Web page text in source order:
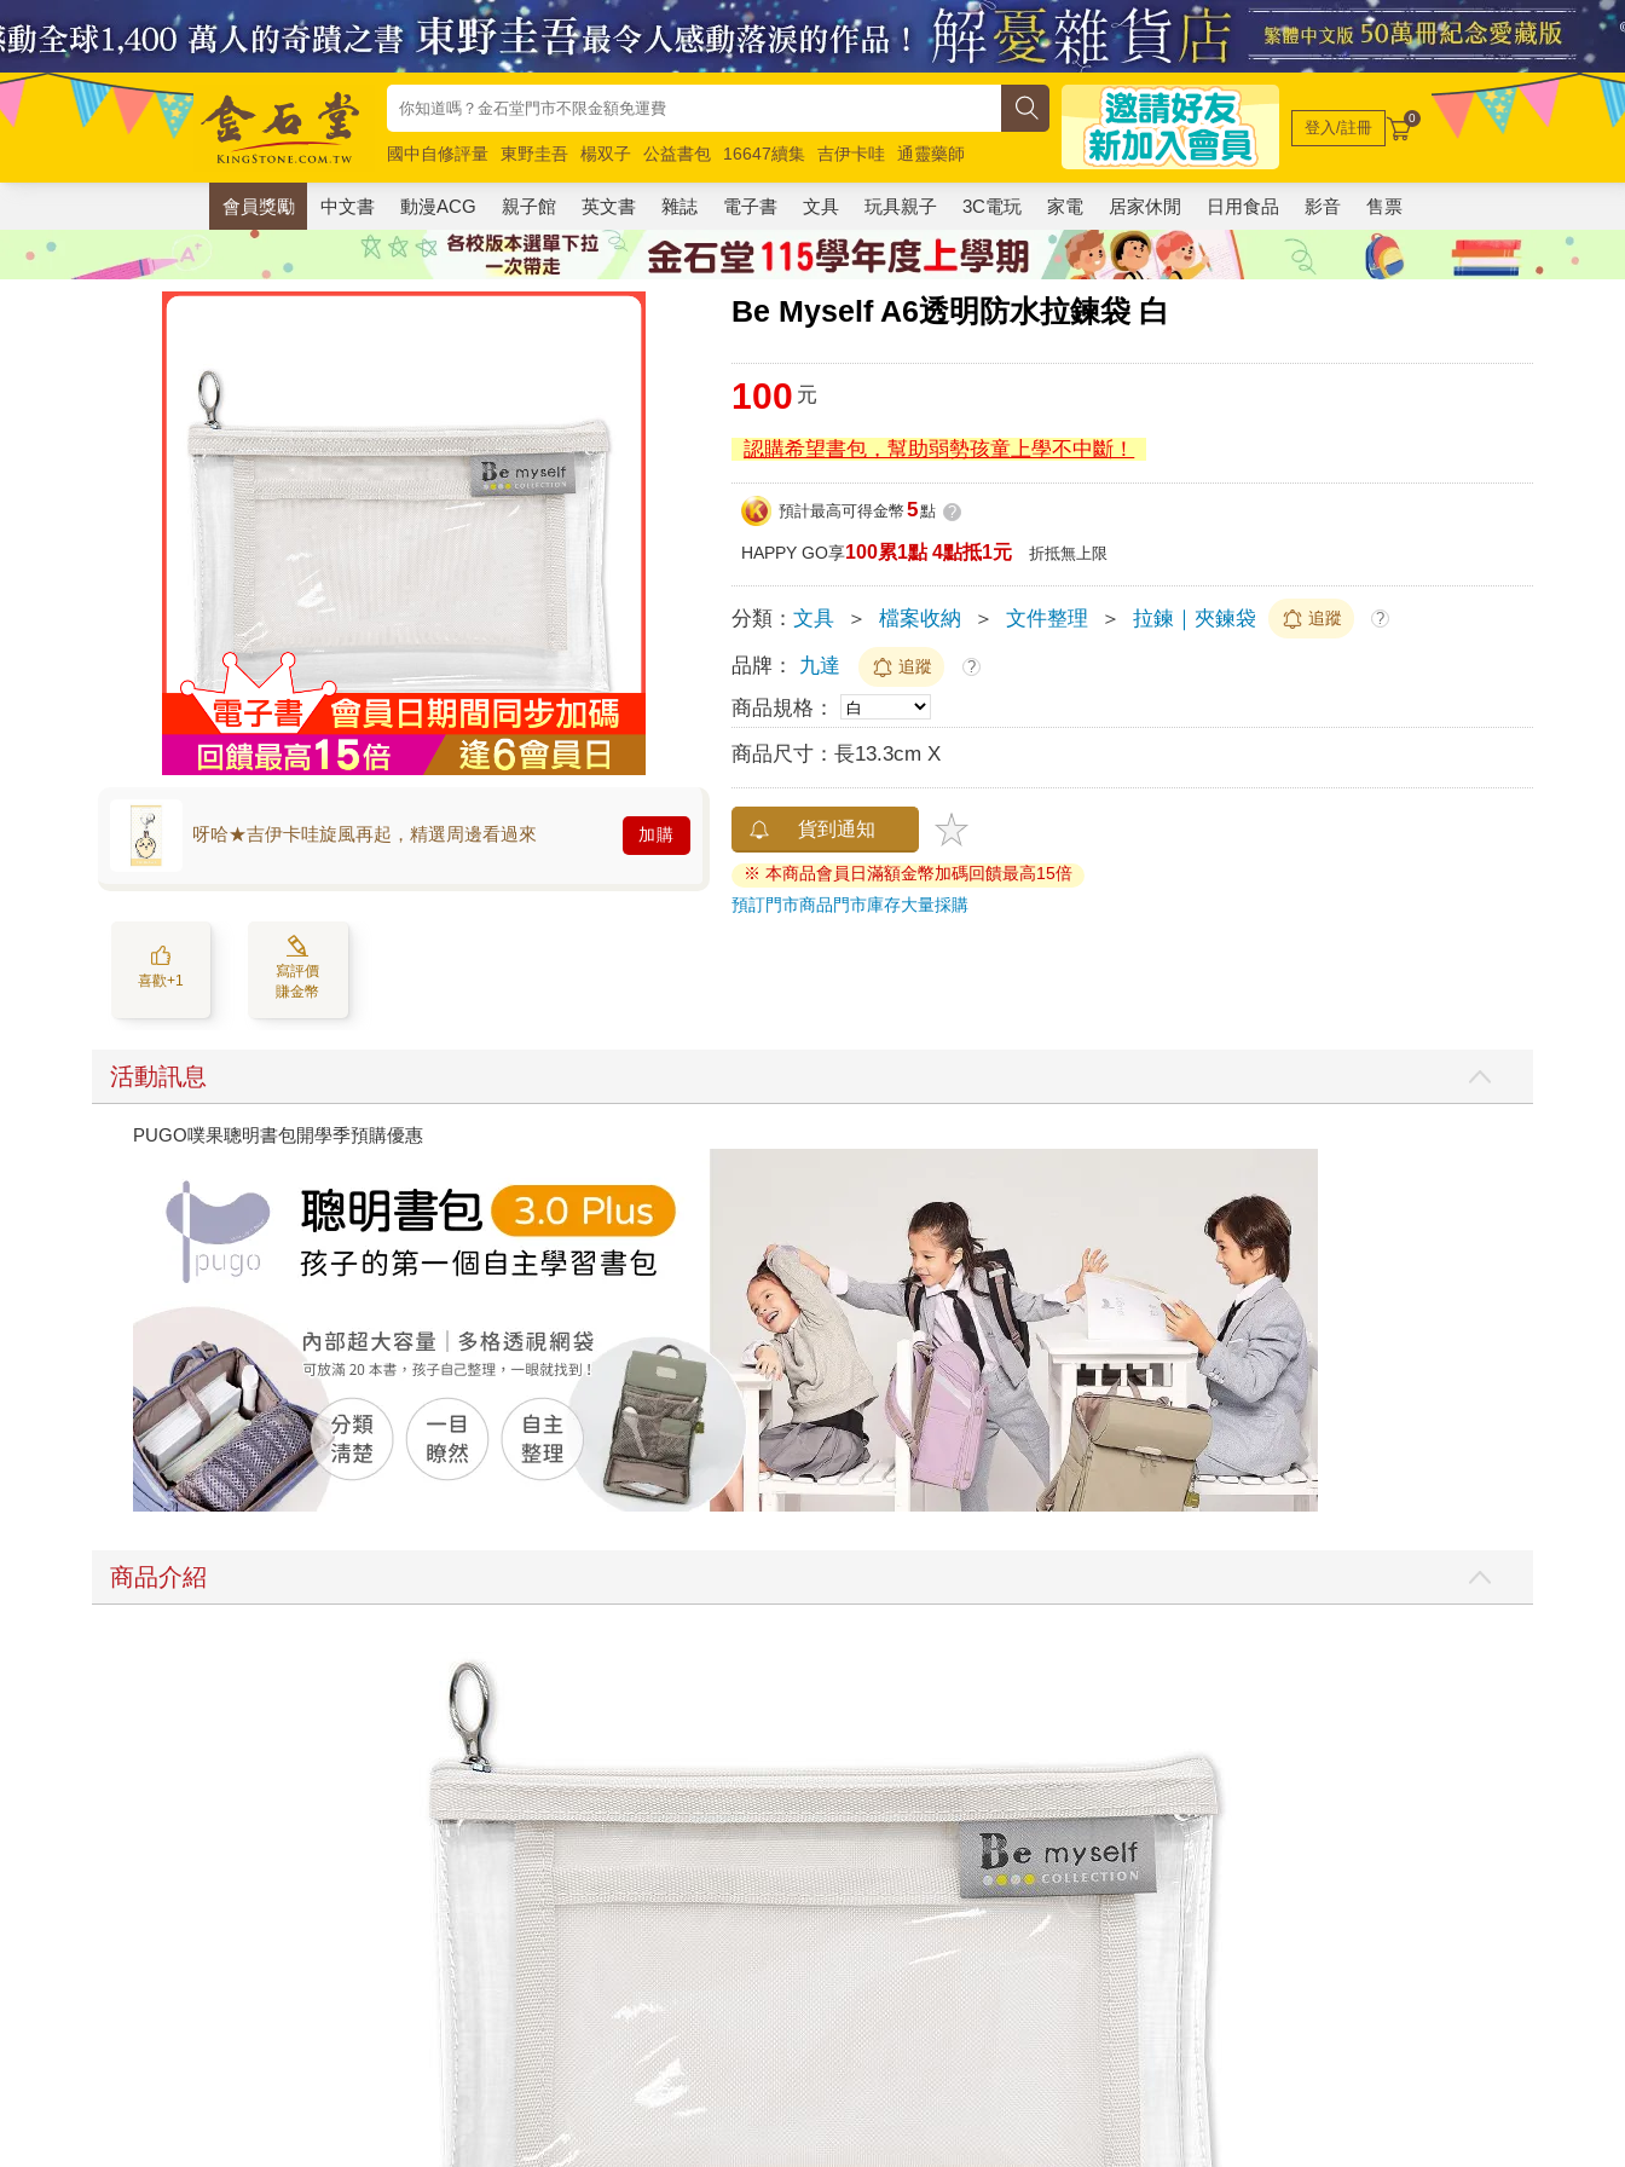
國中自修評量 東野圭吾 楊双子 公益書包 16647續集 吉伊卡哇
通靈藥師
唯紅花綻放
奧德賽 路邊攤新作 馬斯克 玩具總動員5 超慢跑
登入/註冊 0
會員獎勵 中文書 動漫ACG 親子館 英文書 雜誌 電子書 文具 玩具親子 3C電玩 家電 居家休閒 日用食品 影音 售票
Be Myself A6透明防水拉鍊袋 白
呀哈★吉伊卡哇旋風再起，精選周邊看過來 加購
喜歡+1
寫評價
賺金幣
100 元
認購希望書包，幫助弱勢孩童上學不中斷！
預計最高可得金幣 5點 ?
HAPPY GO享100累1點 4點抵1元 折抵無上限
分類：文具 ＞ 檔案收納 ＞ 文件整理 ＞ 拉鍊｜夾鍊袋 追蹤 ?
品牌： 九達 追蹤 ?
商品規格：
商品尺寸：長13.3cm X
貨到通知
※ 本商品會員日滿額金幣加碼回饋最高15倍
預訂門市商品門市庫存大量採購
活動訊息
PUGO噗果聰明書包開學季預購優惠
商品介紹